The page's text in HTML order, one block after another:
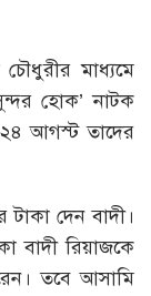
মাধ্যমে
হোক’ নাটক
২৪ আগস্ট তাদের
দেন বাদী।
বাদী রিয়াজকে
তবে আসামি